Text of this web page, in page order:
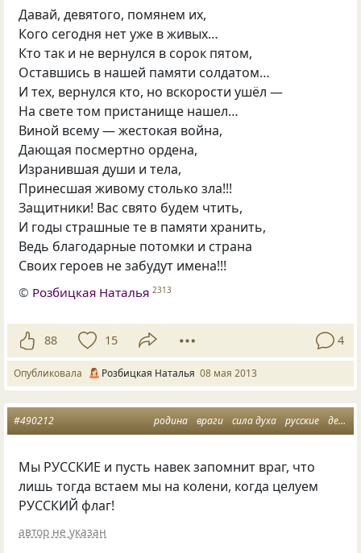
Давай, девятого, помянем их,
Кого сегодня нет уже в живых…
Кто так и не вернулся в сорок пятом,
Оставшись в нашей памяти солдатом…
И тех, вернулся кто, но вскорости ушёл —
На свете том пристанище нашел…
Виной всему — жестокая война,
Дающая посмертно ордена,
Изранившая души и тела,
Принесшая живому столько зла!!!
Защитники! Вас свято будем чтить,
И годы страшные те в памяти хранить,
Ведь благодарные потомки и страна
Своих героев не забудут имена!!!
© Розбицкая Наталья 2313
88 15 4
Опубликовала Розбицкая Наталья 08 мая 2013
родина враги сила духа русские день победы
#490212
Мы РУССКИЕ и пусть навек запомнит враг, что
лишь тогда встаем мы на колени, когда целуем
РУССКИЙ флаг!
автор не указан